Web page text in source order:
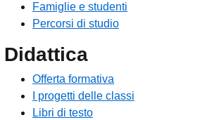
Famiglie e studenti
Percorsi di studio
Didattica
Offerta formativa
I progetti delle classi
Libri di testo